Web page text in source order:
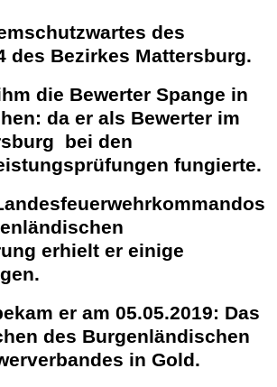
des
des Bezirkes Mattersburg.
die Bewerter Spange in
da er als Bewerter im
bei den
fungierte.
erhielt er einige
er am 05.05.2019: Das
des Burgenländischen
in Gold.